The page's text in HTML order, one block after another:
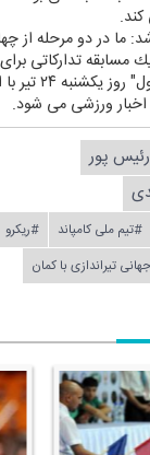
ما در دو مرحله از
یك مسابقه تداركاتی
اخبار ورزشی می شود.
رئیس پور
#تیم ملی كامپاند
#ریكرو
تیراندازی با كمان